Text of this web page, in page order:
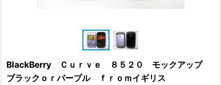
BlackBerry Ｃｕｒｖｅ ８５２０ モックアップ
ブラックｏｒパープル ｆｒｏｍイギリス